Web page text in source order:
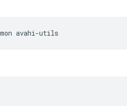
avahi-utils